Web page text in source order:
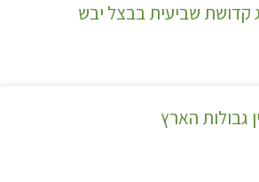
קדושת שביעית בבצל יבש
גבולות הארץ